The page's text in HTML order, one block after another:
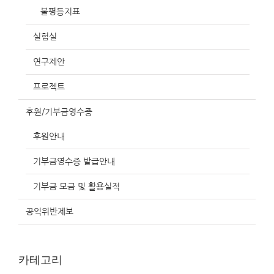
불평등지표
실험실
연구제안
프로젝트
후원/기부금영수증
후원안내
기부금영수증 발급안내
기부금 모금 및 활용실적
공익위반제보
카테고리